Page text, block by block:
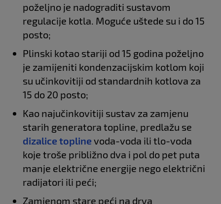
poželjno je nadograditi sustavom
regulacije kotla. Moguće uštede su i do 15
posto;
Plinski kotao stariji od 15 godina poželjno
je zamijeniti kondenzacijskim kotlom koji
su učinkovitiji od standardnih kotlova za
15 do 20 posto;
Kao najučinkovitiji sustav za zamjenu
starih generatora topline, predlažu se
dizalice topline voda-voda ili tlo-voda
koje troše približno dva i pol do pet puta
manje električne energije nego električni
radijatori ili peći;
Zamjenom stare peći na drva